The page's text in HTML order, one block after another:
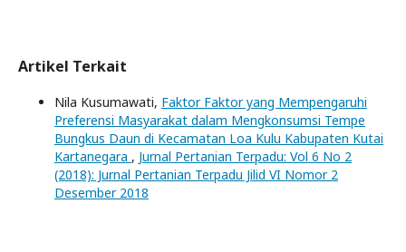
Artikel Terkait
Nila Kusumawati, Faktor Faktor yang Mempengaruhi
Preferensi Masyarakat dalam Mengkonsumsi Tempe
Bungkus Daun di Kecamatan Loa Kulu Kabupaten Kutai
Kartanegara , Jurnal Pertanian Terpadu: Vol 6 No 2
(2018): Jurnal Pertanian Terpadu Jilid VI Nomor 2
Desember 2018